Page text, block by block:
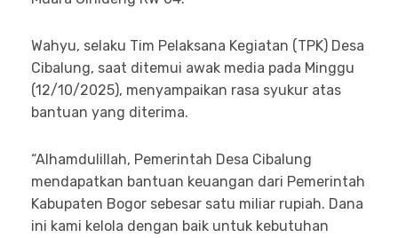
Wahyu, selaku Tim Pelaksana Kegiatan (TPK) Desa
Cibalung, saat ditemui awak media pada Minggu
(12/10/2025), menyampaikan rasa syukur atas
bantuan yang diterima.
“Alhamdulillah, Pemerintah Desa Cibalung
mendapatkan bantuan keuangan dari Pemerintah
Kabupaten Bogor sebesar satu miliar rupiah. Dana
ini kami kelola dengan baik untuk kebutuhan